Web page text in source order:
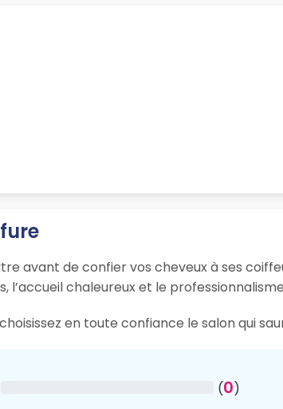
avant de confier vos cheveux à ses
chaleureux et le
en toute confiance le salon qui
(0)